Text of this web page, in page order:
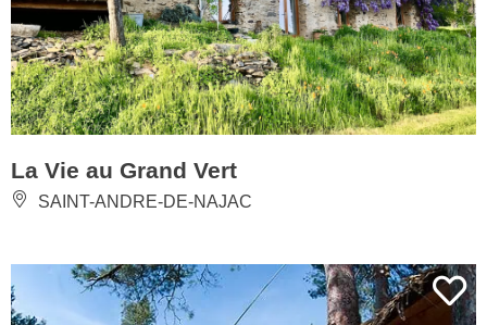
La Vie au Grand Vert
SAINT-ANDRE-DE-NAJAC